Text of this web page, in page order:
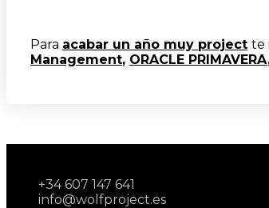
Para acabar un año muy project te
Management, ORACLE PRIMAVERA
+34 607 147 641
info@wolfproject.es